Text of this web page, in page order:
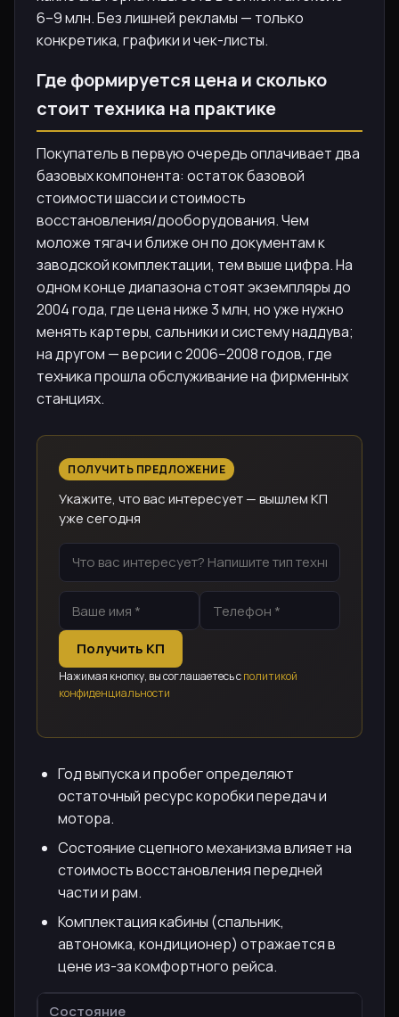
6–9 млн. Без лишней рекламы — только
конкретика, графики и чек-листы.
Где формируется цена и сколько
стоит техника на практике
Покупатель в первую очередь оплачивает два
базовых компонента: остаток базовой
стоимости шасси и стоимость
восстановления/дооборудования. Чем
моложе тягач и ближе он по документам к
заводской комплектации, тем выше цифра. На
одном конце диапазона стоят экземпляры до
2004 года, где цена ниже 3 млн, но уже нужно
менять картеры, сальники и систему наддува;
на другом — версии с 2006–2008 годов, где
техника прошла обслуживание на фирменных
станциях.
ПОЛУЧИТЬ ПРЕДЛОЖЕНИЕ
Укажите, что вас интересует — вышлем КП
уже сегодня
Получить КП
Нажимая кнопку, вы соглашаетесь сполитикой
конфиденциальности
Год выпуска и пробег определяют
остаточный ресурс коробки передач и
мотора.
Состояние сцепного механизма влияет на
стоимость восстановления передней
части и рам.
Комплектация кабины (спальник,
автономка, кондиционер) отражается в
цене из-за комфортного рейса.
Состояние